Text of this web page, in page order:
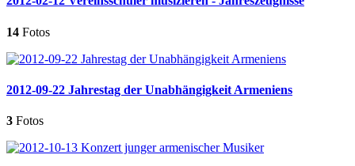
14 Fotos
2012-09-22 Jahrestag der Unabhängigkeit Armeniens
3 Fotos